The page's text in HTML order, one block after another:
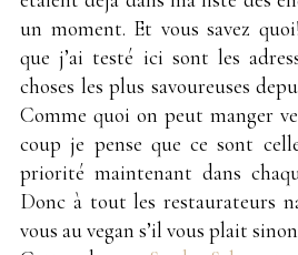
un moment. Et vous savez
que j’ai testé ici sont les
choses les plus savoureuses
Comme quoi on peut manger
coup je pense que ce sont
priorité maintenant dans
Donc à tout les restaurateurs
vous au vegan s’il vous plait